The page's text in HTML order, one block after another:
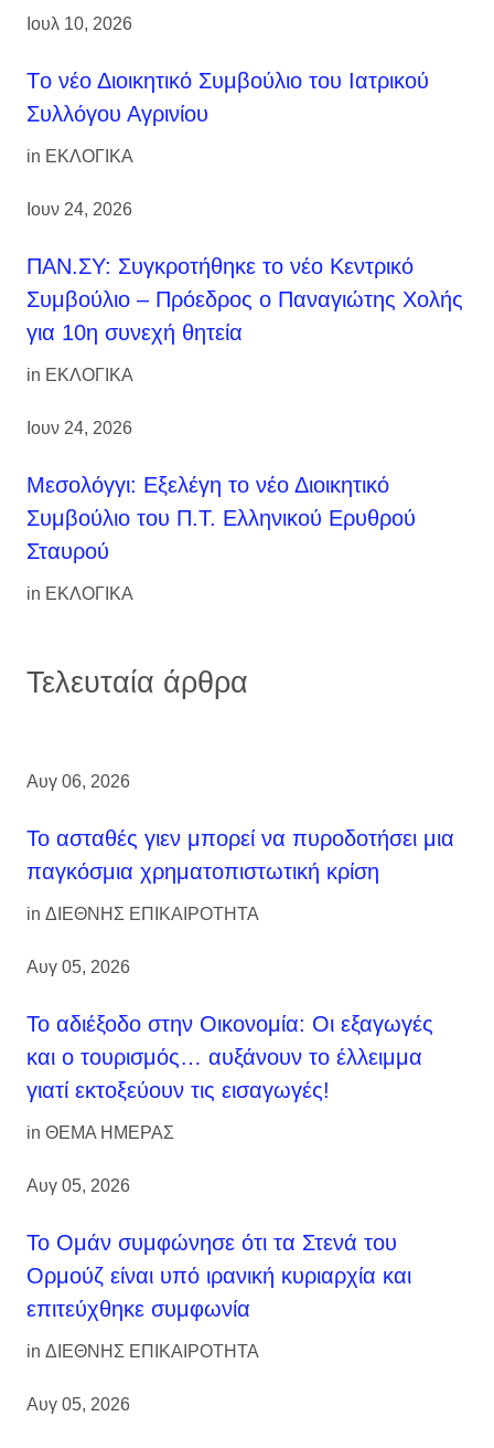
Ιουλ 10, 2026
Tο νέο Διοικητικό Συμβούλιο του Ιατρικού
Συλλόγου Αγρινίου
in ΕΚΛΟΓΙΚΑ
Ιουν 24, 2026
ΠΑΝ.ΣΥ: Συγκροτήθηκε το νέο Κεντρικό
Συμβούλιο – Πρόεδρος ο Παναγιώτης Χολής
για 10η συνεχή θητεία
in ΕΚΛΟΓΙΚΑ
Ιουν 24, 2026
Μεσολόγγι: Εξελέγη το νέο Διοικητικό
Συμβούλιο του Π.Τ. Ελληνικού Ερυθρού
Σταυρού
in ΕΚΛΟΓΙΚΑ
Τελευταία άρθρα
Αυγ 06, 2026
Το ασταθές γιεν μπορεί να πυροδοτήσει μια
παγκόσμια χρηματοπιστωτική κρίση
in ΔΙΕΘΝΗΣ ΕΠΙΚΑΙΡΟΤΗΤΑ
Αυγ 05, 2026
Το αδιέξοδο στην Οικονομία: Οι εξαγωγές
και ο τουρισμός… αυξάνουν το έλλειμμα
γιατί εκτοξεύουν τις εισαγωγές!
in ΘΕΜΑ ΗΜΕΡΑΣ
Αυγ 05, 2026
Το Ομάν συμφώνησε ότι τα Στενά του
Ορμούζ είναι υπό ιρανική κυριαρχία και
επιτεύχθηκε συμφωνία
in ΔΙΕΘΝΗΣ ΕΠΙΚΑΙΡΟΤΗΤΑ
Αυγ 05, 2026